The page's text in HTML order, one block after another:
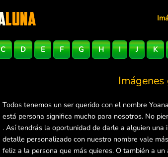
C D E F G H I J K
Todos tenemos un ser querido con el nombre
está persona significa mucho para nosotros. No
. Así tendrás la oportunidad de darle a alguien
detalle personalizado con nuestro nombre vale
feliz a la persona que más quieres. O también a un